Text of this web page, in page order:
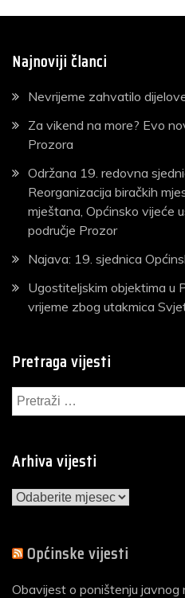
Najnoviji članci
Nevrijeme zahvatilo
Za vikend na more? Evo
Prozora
Održana 19. redovna
Reorganizacija biračkih
mještana, Općinsko vijeće
područje Prozor
Najava: 19. sjednica
Ugostiteljskim objektima u
vrijeme zbog utakmica
Pretraga vijesti
Pretraga:
Arhiva vijesti
Arhiva
Općinske vijesti
Obavijest o poništenju javnog